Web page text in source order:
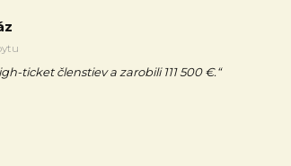
ticket členstiev a zarobili 111 500 €.“